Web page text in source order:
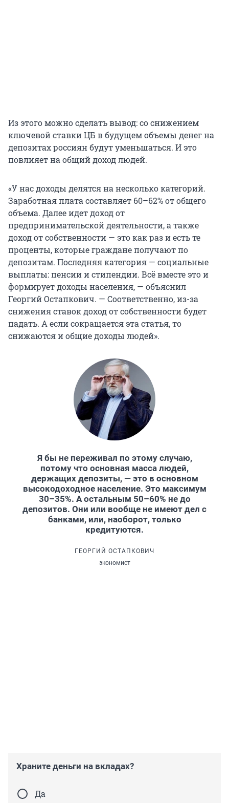
Из этого можно сделать вывод: со снижением
ключевой ставки ЦБ в будущем объемы денег на
депозитах россиян будут уменьшаться. И это
повлияет на общий доход людей.
«У нас доходы делятся на несколько категорий.
Заработная плата составляет 60–62% от общего
объема. Далее идет доход от
предпринимательской деятельности, а также
доход от собственности — это как раз и есть те
проценты, которые граждане получают по
депозитам. Последняя категория — социальные
выплаты: пенсии и стипендии. Всё вместе это и
формирует доходы населения, — объяснил
Георгий Остапкович. — Соответственно, из-за
снижения ставок доход от собственности будет
падать. А если сокращается эта статья, то
снижаются и общие доходы людей».
Я бы не переживал по этому случаю,
потому что основная масса людей,
держащих депозиты, — это в основном
высокодоходное население. Это максимум
30–35%. А остальным 50–60% не до
депозитов. Они или вообще не имеют дел с
банками, или, наоборот, только
кредитуются.
ГЕОРГИЙ ОСТАПКОВИЧ
экономист
Храните деньги на вкладах?
Да